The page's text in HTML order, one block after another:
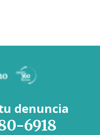
denuncia
6918